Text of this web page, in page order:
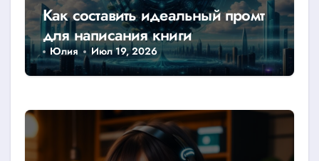
Как составить идеальный промт
для написания книги
Юлия Июл 19, 2026